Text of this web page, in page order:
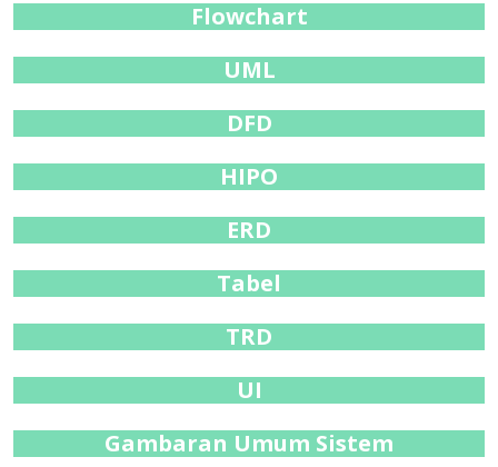
Flowchart
UML
DFD
HIPO
ERD
Tabel
TRD
UI
Gambaran Umum Sistem